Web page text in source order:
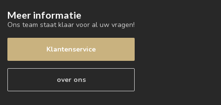
Meer informatie
Ons team staat klaar voor al uw vragen!
Klantenservice
over ons